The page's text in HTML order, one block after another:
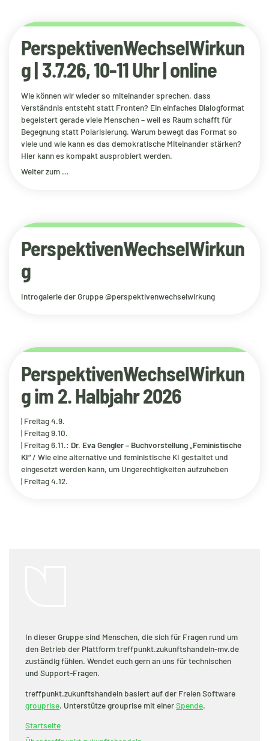
PerspektivenWechselWirkun
g | 3.7.26, 10-11 Uhr | online
Wie können wir wieder so miteinander sprechen, dass
Verständnis entsteht statt Fronten? Ein einfaches Dialogformat
begeistert gerade viele Menschen – weil es Raum schafft für
Begegnung statt Polarisierung. Warum bewegt das Format so
viele und wie kann es das demokratische Miteinander stärken?
Hier kann es kompakt ausprobiert werden.
Weiter zum …
PerspektivenWechselWirkun
g
Introgalerie der Gruppe @perspektivenwechselwirkung
PerspektivenWechselWirkun
g im 2. Halbjahr 2026
| Freitag 4.9.
| Freitag 9.10.
| Freitag 6.11.: Dr. Eva Gengler – Buchvorstellung „Feministische
KI“/ Wie eine alternative und feministische KI gestaltet und
eingesetzt werden kann, um Ungerechtigkeiten aufzuheben
| Freitag 4.12.
In dieser Gruppe sind Menschen, die sich für Fragen rund um
den Betrieb der Plattform treffpunkt.zukunftshandeln-mv.de
zuständig fühlen. Wendet euch gern an uns für technischen
und Support-Fragen.
treffpunkt.zukunftshandeln basiert auf der Freien Software
grouprise. Unterstütze grouprise mit einerSpende.
Startseite